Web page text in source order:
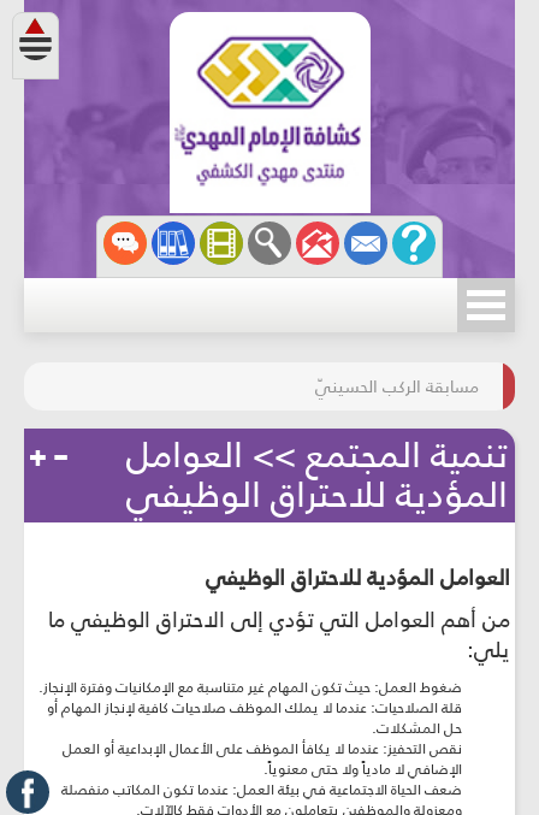
تنمية المجتمع >> العوامل
المؤدية للاحتراق الوظيفي
العوامل المؤدية للاحتراق الوظيفي
من أهم العوامل التي تؤدي إلى الاحتراق الوظيفي ما
يلي:
ضغوط العمل: حيث تكون المهام غير متناسبة مع الإمكانيات وفترة الإنجاز.
قلة الصلاحيات: عندما لا يملك الموظف صلاحيات كافية لإنجاز المهام أو
حل المشكلات.
نقص التحفيز: عندما لا يكافأ الموظف على الأعمال الإبداعية أو العمل
الإضافي لا مادياً ولا حتى معنوياً.
ضعف الحياة الاجتماعية في بيئة العمل: عندما تكون المكاتب منفصلة
ومعزولة والموظفين يتعاملون مع الأدوات فقط كالآلات.